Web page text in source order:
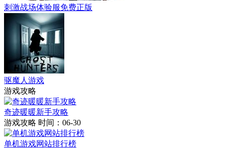
刺激战场体验服免费正版
驱魔人游戏
游戏攻略
奇迹暖暖新手攻略
游戏攻略 时间：06-30
单机游戏网站排行榜